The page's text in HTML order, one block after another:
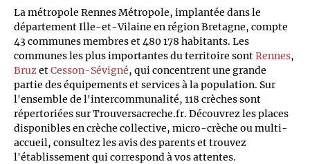
La métropole Rennes Métropole, implantée dans le
département Ille-et-Vilaine en région Bretagne, compte
43 communes membres et 480 178 habitants. Les
communes les plus importantes du territoire sontRennes,
BruzetCesson-Sévigné, qui concentrent une grande
partie des équipements et services à la population. Sur
l'ensemble de l'intercommunalité, 118 crèches sont
répertoriées sur Trouversacreche.fr. Découvrez les places
disponibles en crèche collective, micro-crèche ou multi-
accueil, consultez les avis des parents et trouvez
l'établissement qui correspond à vos attentes.